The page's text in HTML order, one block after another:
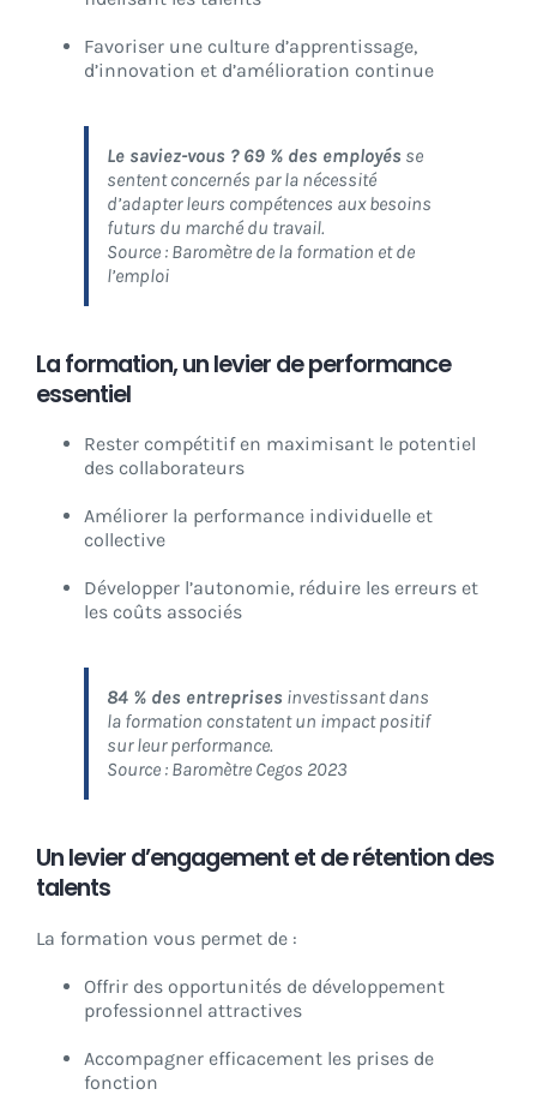
Favoriser une culture d’apprentissage,
d’innovation et d’amélioration continue
Le saviez-vous ? 69 % des employés se
sentent concernés par la nécessité
d’adapter leurs compétences aux besoins
futurs du marché du travail.
Source : Baromètre de la formation et de
l’emploi
La formation, un levier de performance
essentiel
Rester compétitif en maximisant le potentiel
des collaborateurs
Améliorer la performance individuelle et
collective
Développer l’autonomie, réduire les erreurs et
les coûts associés
84 % des entreprises investissant dans
la formation constatent un impact positif
sur leur performance.
Source : Baromètre Cegos 2023
Un levier d’engagement et de rétention des
talents
La formation vous permet de :
Offrir des opportunités de développement
professionnel attractives
Accompagner efficacement les prises de
fonction